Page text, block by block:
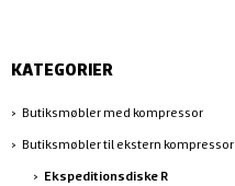
KATEGORIER
Butiksmøbler med kompressor
Butiksmøbler til ekstern kompressor
Ekspeditionsdiske R